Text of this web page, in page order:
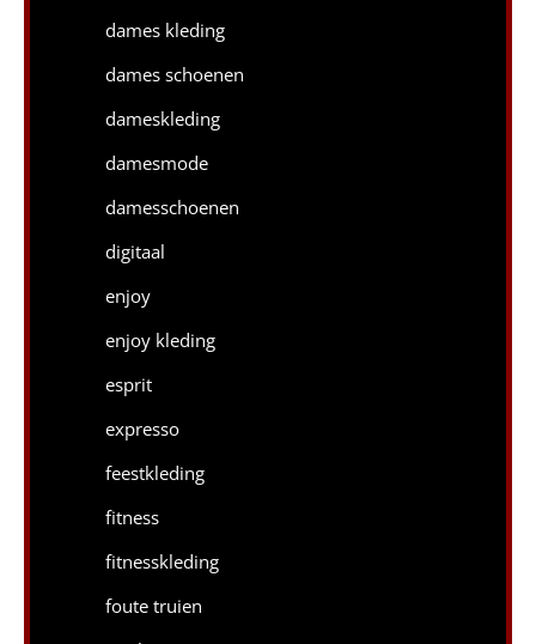
dames kleding
dames schoenen
dameskleding
damesmode
damesschoenen
digitaal
enjoy
enjoy kleding
esprit
expresso
feestkleding
fitness
fitnesskleding
foute truien